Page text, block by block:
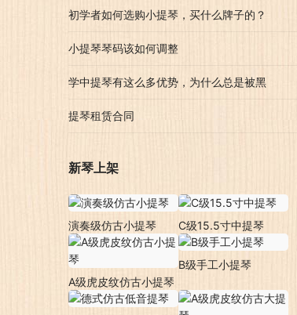
初学者如何选购小提琴，买什么牌子的？
小提琴琴码该如何调整
学中提琴有这么多优势，为什么总是被黑
提琴租赁合同
新琴上架
演奏级仿古小提琴 C级15.5寸中提琴
A级虎皮纹仿古小提琴
B级手工小提琴